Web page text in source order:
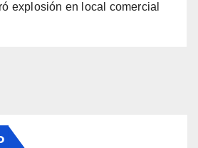
explosión en local comercial